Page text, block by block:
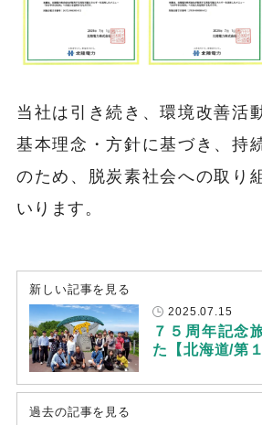
当社は引き続き、環境改善活
基本理念・方針に基づき、持
のため、脱炭素社会への取り
いります。
新しい記事を見る
2025.07.15
７５周年記念
た【北海道/第１
過去の記事を見る